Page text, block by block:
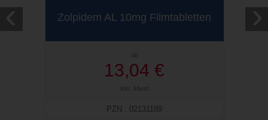
Zolpidem AL 10mg Filmtabletten
ab
13,04 €
inkl. Mwst
PZN : 02131189